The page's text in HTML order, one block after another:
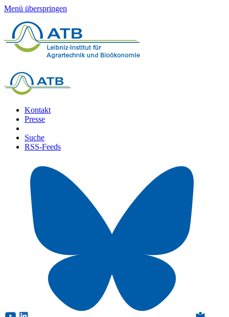
Menü überspringen
Kontakt
Presse
Suche
RSS-Feeds